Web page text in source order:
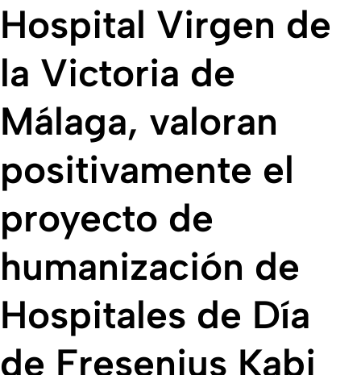
Hospital Virgen de
la Victoria de
Málaga, valoran
positivamente el
proyecto de
humanización de
Hospitales de Día
de Fresenius Kabi